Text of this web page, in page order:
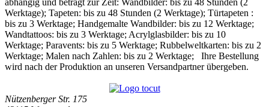
Werktage); Tapeten: bis zu 48 Stunden (2 Werktage); Türtapeten :
bis zu 3 Werktage; Handgemalte Wandbilder: bis zu 12 Werktage;
Wandtattoos: bis zu 3 Werktage; Acrylglasbilder: bis zu 10
Werktage; Paravents: bis zu 5 Werktage; Rubbelweltkarten: bis zu 2
Werktage; Malen nach Zahlen: bis zu 2 Werktage; Ihre Bestellung
wird nach der Produktion an unseren Versandpartner übergeben.
Nützenberger Str. 175